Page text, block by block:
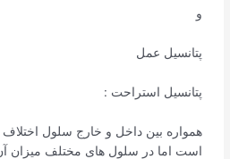
و
پتانسیل عمل
پتانسیل استراحت :
همواره بین داخل و خارج سلول اختلاف
است اما در سلول های مختلف میزان